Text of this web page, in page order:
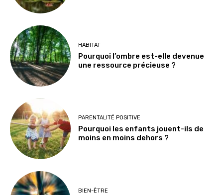
HABITAT
Pourquoi l’ombre est-elle devenue
une ressource précieuse ?
PARENTALITÉ POSITIVE
Pourquoi les enfants jouent-ils de
moins en moins dehors ?
BIEN-ÊTRE